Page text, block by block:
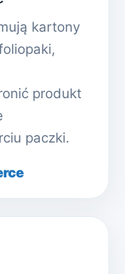
kartony
produkt
paczki.